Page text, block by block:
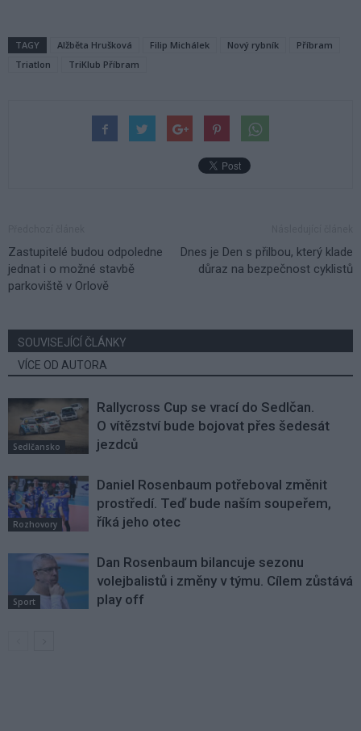
TAGY Alžběta Hrušková Filip Michálek Nový rybník
Příbram
Triatlon
TriKlub Příbram
Zastupitelé budou odpoledne
jednat i o možné stavbě
parkoviště v Orlově
Dnes je Den s přilbou, který klade
důraz na bezpečnost cyklistů
SOUVISEJÍCÍ ČLÁNKY
VÍCE OD AUTORA
Sedlčansko
Rallycross Cup se vrací do Sedlčan.
O vítězství bude bojovat přes šedesát
jezdců
Rozhovory
Daniel Rosenbaum potřeboval změnit
prostředí. Teď bude naším soupeřem,
říká jeho otec
Sport
Dan Rosenbaum bilancuje sezonu
volejbalistů i změny v týmu. Cílem zůstává
play off